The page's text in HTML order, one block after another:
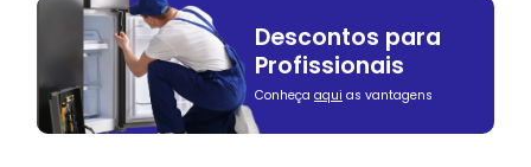
Descontos para
Profissionais
Conheça aqui as vantagens